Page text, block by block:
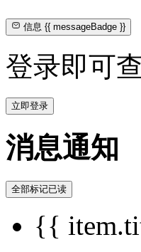
信息{{ messageBadge }}
登录即可
立即登录
消息通知
全部标记已读
{{